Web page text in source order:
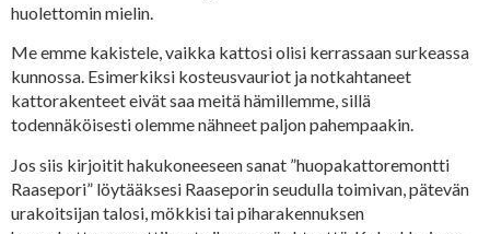
huolettomin mielin.
Me emme kakistele, vaikka kattosi olisi kerrassaan surkeassa
kunnossa. Esimerkiksi kosteusvauriot ja notkahtaneet
kattorakenteet eivät saa meitä hämillemme, sillä
todennäköisesti olemme nähneet paljon pahempaakin.
Jos siis kirjoitit hakukoneeseen sanat ”huopakattoremontti
Raasepori” löytääksesi Raaseporin seudulla toimivan, pätevän
urakoitsijan talosi, mökkisi tai piharakennuksen